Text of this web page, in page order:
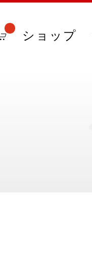
ショップ